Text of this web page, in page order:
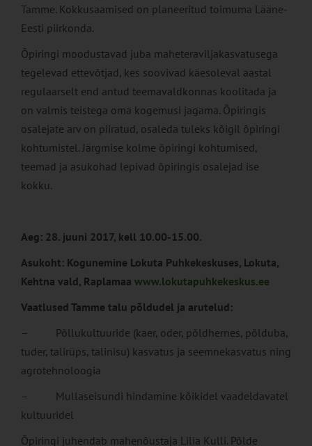
Tamme. Kokkusaamised on planeeritud toimuma Lääne-
Eesti piirkonda.
Õpiringi moodustavad juba maheteraviljakasvatusega
tegelevad ettevõtjad, kes soovivad käesoleval aastal
regulaarselt end antud teemavaldkonnas koolitada ja
on valmis teistega oma kogemusi jagama. Õpiringis
osalejate arv on piiratud, osaleda tuleks kõigil õpiringi
kohtumistel. Järgmise kolme õpiringi kohtumised,
teemad ja asukohad lepivad õpiringis osalejad ise
kokku.
Aeg: 28. juuni 2017, kell 10.00-15.00.
Asukoht: Kogunemine Lokuta Puhkekeskuses, Lokuta,
Kehtna vald, Raplamaa www.lokutapuhkekeskus.ee
Vaatlused Tamme talu põldudel ja arutelud:
– Põllukultuuride (kaer, oder, põldhernes, põlduba,
tuder, talirüps, talinisu) kasvatus ja seemnekasvatus ning
agrotehnoloogia
– Mullaseisundi hindamine kõikidel vaadeldavatel
kultuuridel
Õpiringi juhendab mahenõustaja Lilia Kulli. Põlde